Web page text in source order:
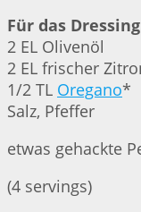
Für das
2 EL Olivenöl
2 EL frischer
1/2 TL Oregano*
Salz, Pfeffer
etwas gehackte
(4 servings)